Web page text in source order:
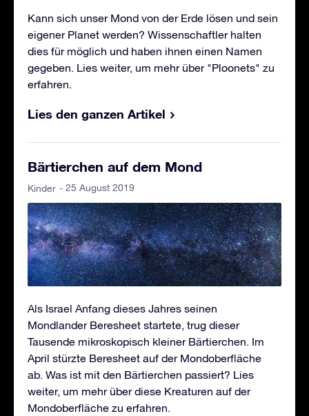
Kann sich unser Mond von der Erde lösen und sein
eigener Planet werden? Wissenschaftler halten
dies für möglich und haben ihnen einen Namen
gegeben. Lies weiter, um mehr über "Ploonets" zu
erfahren.
Lies den ganzen Artikel
Bärtierchen auf dem Mond
Kinder - 25 August 2019
Als Israel Anfang dieses Jahres seinen
Mondlander Beresheet startete, trug dieser
Tausende mikroskopisch kleiner Bärtierchen. Im
April stürzte Beresheet auf der Mondoberfläche
ab. Was ist mit den Bärtierchen passiert? Lies
weiter, um mehr über diese Kreaturen auf der
Mondoberfläche zu erfahren.